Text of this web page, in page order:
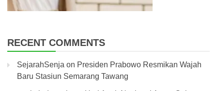
RECENT COMMENTS
SejarahSenja on Presiden Prabowo Resmikan Wajah
Baru Stasiun Semarang Tawang